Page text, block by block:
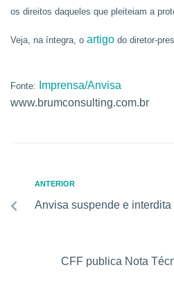
os direitos daqueles que pleiteiam a
Veja, na íntegra, o artigo do diretor-
Fonte:
Imprensa/Anvisa
www.brumconsulting.com.br
ANTERIOR
Anvisa suspende e interdita
CFF publica Nota